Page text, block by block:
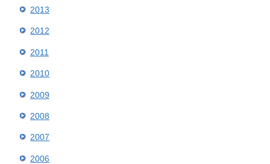
2013
2012
2011
2010
2009
2008
2007
2006